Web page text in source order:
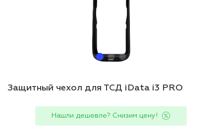
Защитный чехол для ТСД iData i3 PRO
Нашли дешевле? Снизим цену!